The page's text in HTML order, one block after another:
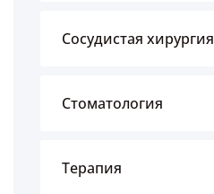
Сосудистая хирургия
Стоматология
Терапия